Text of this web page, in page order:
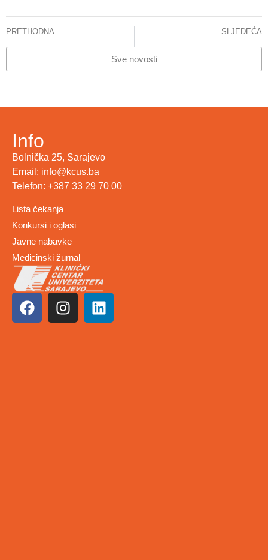
PRETHODNA SLJEDEĆA
Sve novosti
Info
Bolnička 25, Sarajevo
Email: info@kcus.ba
Telefon: +387 33 29 70 00
Lista čekanja
Konkursi i oglasi
Javne nabavke
Medicinski žurnal